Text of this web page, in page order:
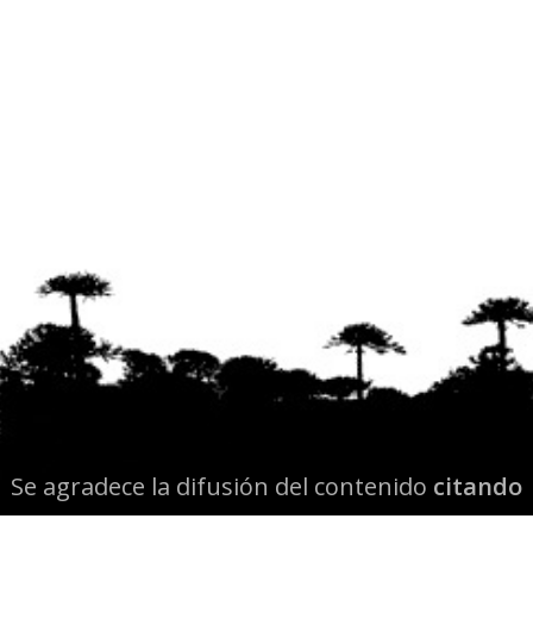
Se agradece la difusión del contenido citando
la fuente www.mapuexpress.org